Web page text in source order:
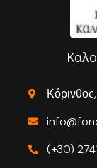
(+30)